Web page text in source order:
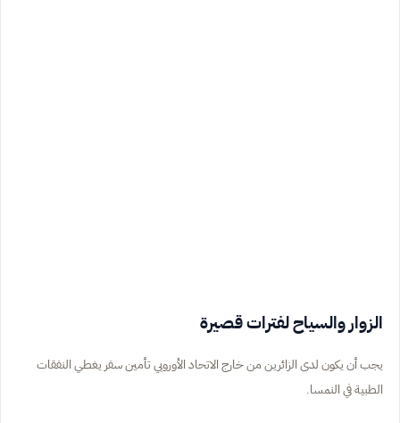
الزوار والسياح لفترات قصيرة
يجب أن يكون لدى الزائرين من خارج الاتحاد الأوروبي تأمين سفر يغطي النفقات
الطبية في النمسا.